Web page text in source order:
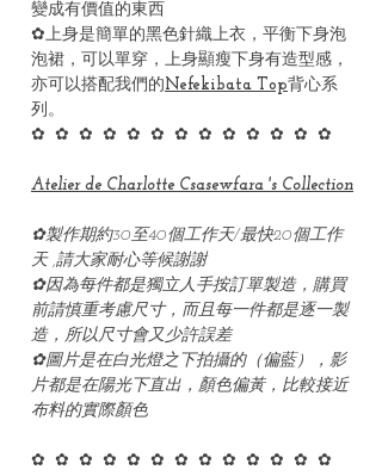
變成有價值的東西
✿上身是簡單的黑色針織上衣，平衡下身泡
泡裙，可以單穿，上身顯瘦下身有造型感，
亦可以搭配我們的Nefekibata Top背心系
列。
✿ ✿ ✿ ✿ ✿ ✿ ✿ ✿ ✿ ✿ ✿ ✿ ✿
Atelier de Charlotte Csasewfara 's Collection
✿製作期約30至40個工作天/最快20個工作
天 ,請大家耐心等候謝謝
✿因為每件都是獨立人手按訂單製造，購買
前請慎重考慮尺寸，而且每一件都是逐一製
造，所以尺寸會又少許誤差
✿圖片是在白光燈之下拍攝的（偏藍），影
片都是在陽光下直出，顏色偏黃，比較接近
布料的實際顏色
✿ ✿ ✿ ✿ ✿ ✿ ✿ ✿ ✿ ✿ ✿ ✿ ✿